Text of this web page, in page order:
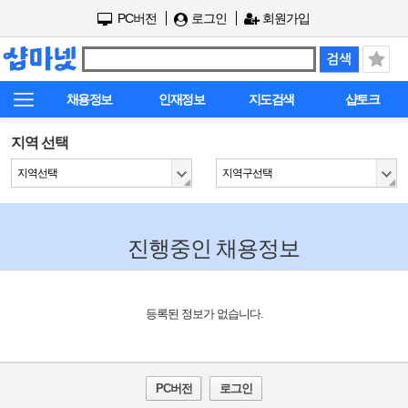
PC버전 로그인 회원가입
채용정보 인재정보 지도검색 샵토크
지역 선택
지역선택 지역구선택
진행중인 채용정보
등록된 정보가 없습니다.
PC버전 로그인